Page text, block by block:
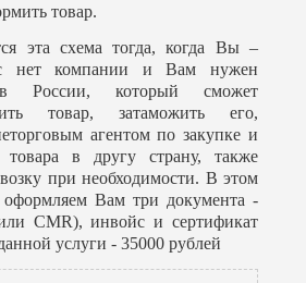
товар.
эта схема тогда, когда Вы –
нет компании и Вам нужен
в России, который сможет
товар, затаможить его,
агентом по закупке и
товара в другу страну, также
при необходимости. В этом
Вам три документа -
CMR), инвойс и сертификат
услуги - 35000 рублей